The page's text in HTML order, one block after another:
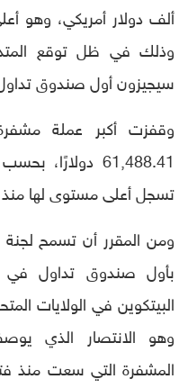
وذلك في ظل توقع
سيجيزون أول صندوق تداول
تسجل أعلى مستوى لها منذ 17 نيسان/ أبريل الماضي.
بأول صندوق تداول في
البيتكوين في الولايات
وهو الانتصار الذي
المشفرة التي سعت منذ